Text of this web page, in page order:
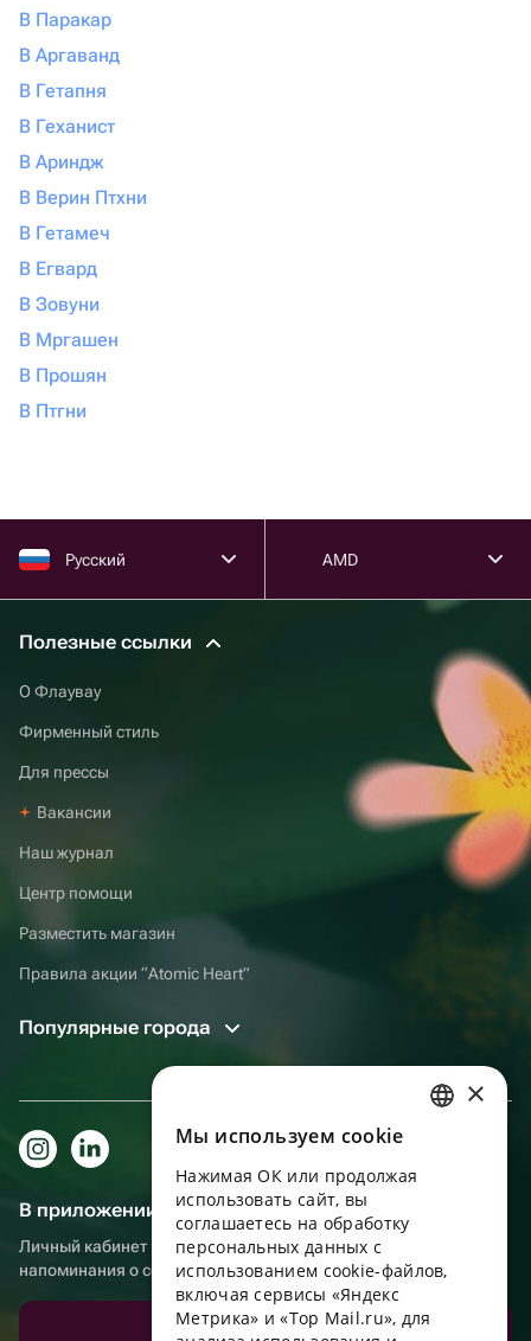
В Паракар
В Аргаванд
В Гетапня
В Геханист
В Ариндж
В Верин Птхни
В Гетамеч
В Егвард
В Зовуни
В Мргашен
В Прошян
В Птгни
Русский AMD
Полезные ссылки
О Флаувау
Фирменный стиль
Для прессы
Вакансии
Наш журнал
Центр помощи
Разместить магазин
Правила акции “Atomic Heart”
Популярные города
В приложении еще удобнее!
Личный кабинет получателя, больше бонусов за покупки и
напоминания о событиях
Скачать приложение
ENGLISH
UKRAINIAN
PORTUGUESE
×
Мы используем сookie
Нажимая ОК или продолжая
использовать сайт, вы
соглашаетесь на обработку
персональных данных с
использованием cookie-файлов,
включая сервисы «Яндекс
Метрика» и «Top Mail.ru», для